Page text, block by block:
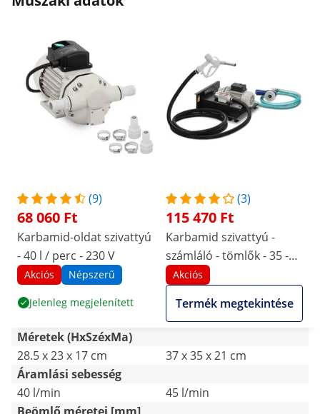
(9)
68 060 Ft
Karbamid-oldat szivattyú
- 40 l / perc - 230 V
Akciós Népszerű
Jelenleg megjelenített
(3)
115 470 Ft
Karbamid szivattyú -
számláló - tömlők - 35 -
45 l/perc
Akciós
Termék megtekintése
Méretek (HxSzéxMa)
28.5 x 23 x 17 cm
37 x 35 x 21 cm
Áramlási sebesség
40 l/min
45 l/min